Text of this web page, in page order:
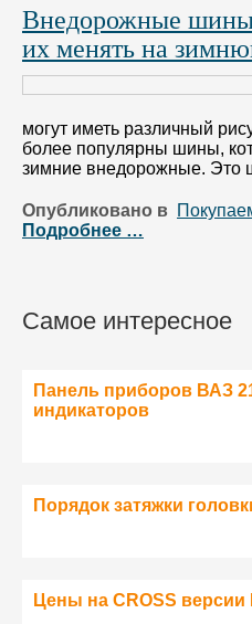
Внедорожные
их менять на
могут иметь различный
более популярны шины,
зимние внедорожные.
Опубликовано в
Подробнее …
Самое интересное
Панель приборов ВАЗ
индикаторов
Порядок затяжки
Цены на CROSS версии